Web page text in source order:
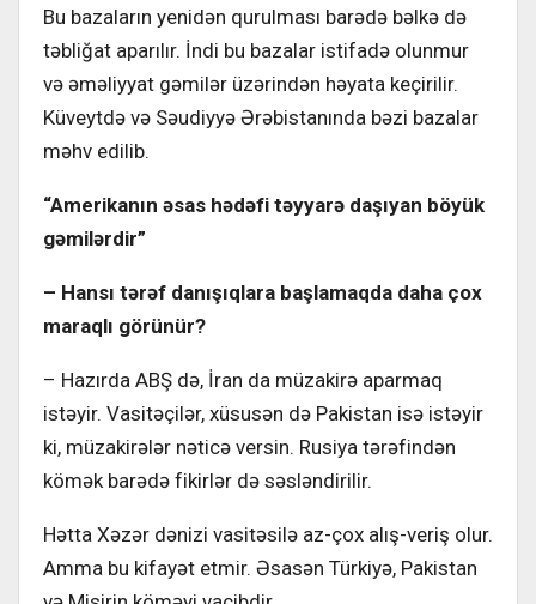
Bu bazaların yenidən qurulması barədə bəlkə də
təbliğat aparılır. İndi bu bazalar istifadə olunmur
və əməliyyat gəmilər üzərindən həyata keçirilir.
Küveytdə və Səudiyyə Ərəbistanında bəzi bazalar
məhv edilib.
“Amerikanın əsas hədəfi təyyarə daşıyan böyük
gəmilərdir”
– Hansı tərəf danışıqlara başlamaqda daha çox
maraqlı görünür?
– Hazırda ABŞ də, İran da müzakirə aparmaq
istəyir. Vasitəçilər, xüsusən də Pakistan isə istəyir
ki, müzakirələr nəticə versin. Rusiya tərəfindən
kömək barədə fikirlər də səsləndirilir.
Hətta Xəzər dənizi vasitəsilə az-çox alış-veriş olur.
Amma bu kifayət etmir. Əsasən Türkiyə, Pakistan